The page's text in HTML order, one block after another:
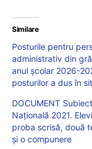
Similare
Posturile pentru
administrativ din
anul școlar 2026-
posturilor a dus în
DOCUMENT
Națională 2021.
proba scrisă, două
și o compunere